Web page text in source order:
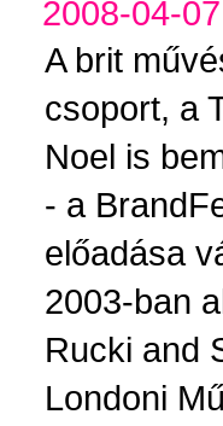
2008-04-
A brit
csoport, a
Noel is
- a
előadása
2003-ban
Rucki and
Londoni